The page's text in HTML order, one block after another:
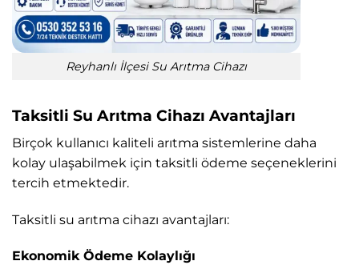
Reyhanlı İlçesi Su Arıtma Cihazı
Taksitli Su Arıtma Cihazı Avantajları
Birçok kullanıcı kaliteli arıtma sistemlerine daha
kolay ulaşabilmek için taksitli ödeme seçeneklerini
tercih etmektedir.
Taksitli su arıtma cihazı avantajları:
Ekonomik Ödeme Kolaylığı